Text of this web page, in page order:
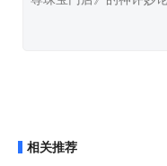
相关推荐